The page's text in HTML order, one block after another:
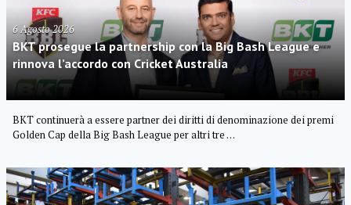
6 Agosto 2026
BKT prosegue la partnership con la Big Bash League e
rinnova l’accordo con Cricket Australia
BKT continuerà a essere partner dei diritti di denominazione dei premi
Golden Cap della Big Bash League per altri tre …